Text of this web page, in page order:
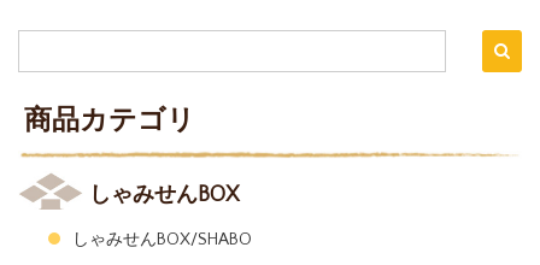
商品カテゴリ
しゃみせんBOX
しゃみせんBOX/SHABO